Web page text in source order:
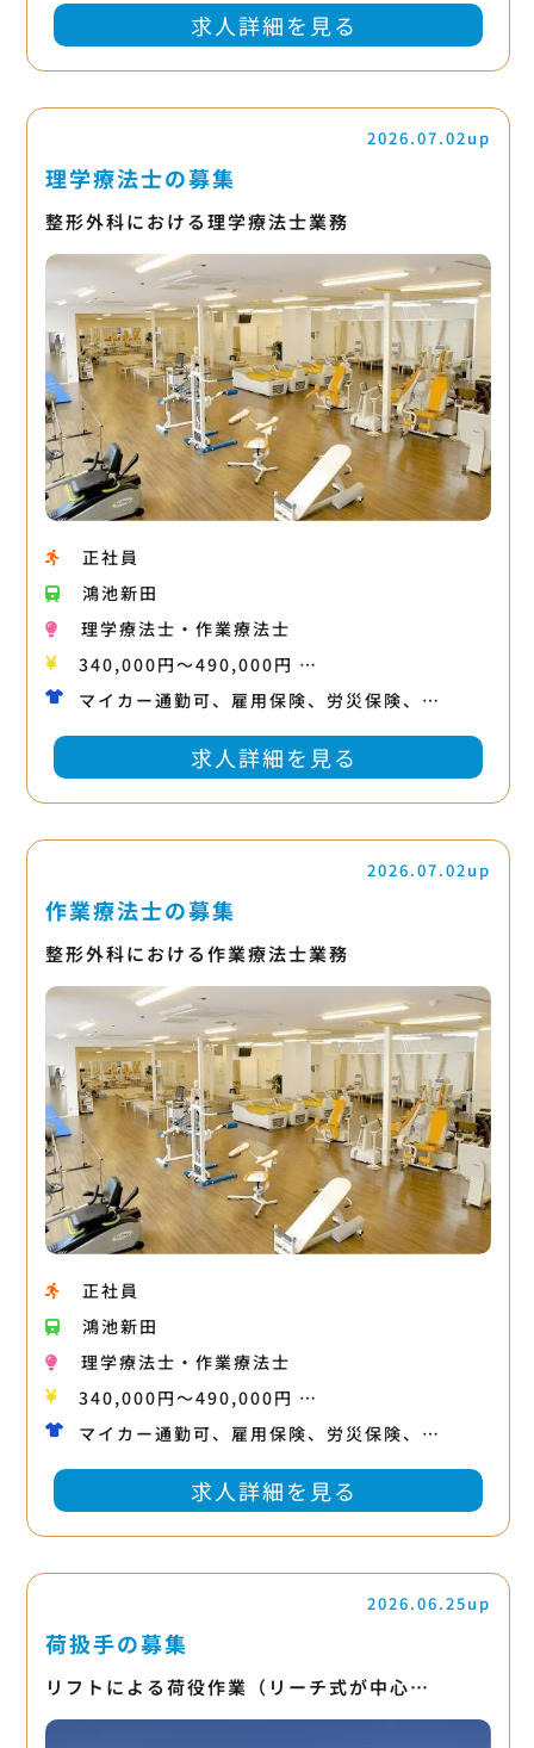
求人詳細を見る
2026.07.02up
理学療法士の募集
整形外科における理学療法士業務
正社員
鴻池新田
理学療法士・作業療法士
340,000円〜490,000円 …
マイカー通勤可、雇用保険、労災保険、…
求人詳細を見る
2026.07.02up
作業療法士の募集
整形外科における作業療法士業務
正社員
鴻池新田
理学療法士・作業療法士
340,000円〜490,000円 …
マイカー通勤可、雇用保険、労災保険、…
求人詳細を見る
2026.06.25up
荷扱手の募集
リフトによる荷役作業（リーチ式が中心…